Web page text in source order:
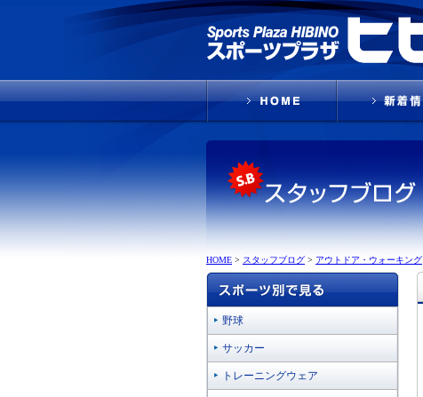
HOME > スタッフブログ > アウトドア・ウォーキング
野球
サッカー
トレーニングウェア